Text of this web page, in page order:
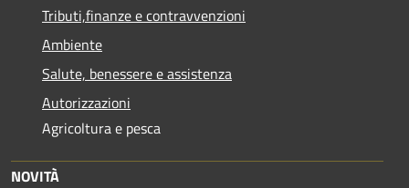
Tributi,finanze e contravvenzioni
Ambiente
Salute, benessere e assistenza
Autorizzazioni
Agricoltura e pesca
NOVITÀ